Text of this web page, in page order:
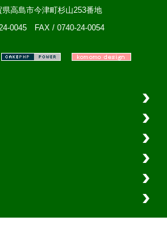
県高島市今津町杉山253番地
0045 FAX / 0740-24-0054